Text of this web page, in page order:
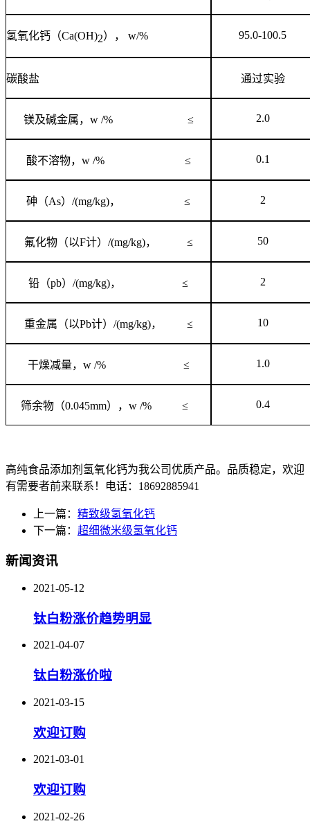
氢氧化钙（Ca(OH)2）， w/% 95.0-100.5
碳酸盐 通过实验
镁及碱金属， w /% ≤ 2.0
酸不溶物， w /% ≤ 0.1
砷（As） /(mg/kg)， ≤ 2
氟化物（以F计） /(mg/kg)， ≤ 50
铅（pb） /(mg/kg)， ≤ 2
重金属（以Pb计） /(mg/kg)， ≤ 10
干燥减量， w /% ≤ 1.0
筛余物（0.045mm）， w /% ≤ 0.4
高纯食品添加剂氢氧化钙为我公司优质产品。品质稳定，欢迎
有需要者前来联系！电话：18692885941
上一篇： 精致级氢氧化钙
下一篇： 超细微米级氢氧化钙
新闻资讯
2021-05-12
钛白粉涨价趋势明显
2021-04-07
钛白粉涨价啦
2021-03-15
欢迎订购
2021-03-01
欢迎订购
2021-02-26